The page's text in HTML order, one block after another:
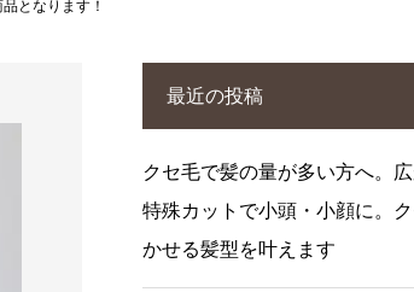
となります！
最近の投稿
クセ毛で髪の量が多い方へ。
特殊カットで小頭・小顔に。
かせる髪型を叶えます